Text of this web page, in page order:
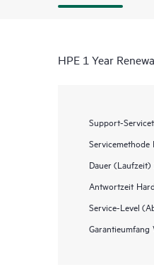
HPE 1 Year
Support-
Servicemethode
Dauer (Laufzeit)
Antwortzeit
Service-Level
Garantieumfang